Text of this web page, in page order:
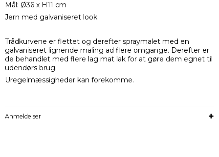
Mål: Ø36 x H11 cm
Jern med galvaniseret look.
Trådkurvene er flettet og derefter spraymalet med en
galvaniseret lignende maling ad flere omgange. Derefter er
de behandlet med flere lag mat lak for at gøre dem egnet til
udendørs brug.
Uregelmæssigheder kan forekomme.
Anmeldelser